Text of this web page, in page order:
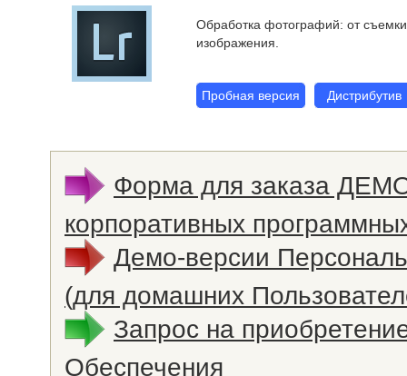
Обработка фотографий: от
изображения.
Пробная версия Дистрибутив
Форма для заказа
корпоративных
Демо-версии
(для домашних
Запрос на
Обеспечения